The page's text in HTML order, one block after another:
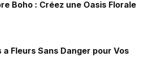
Boho : Créez une Oasis Florale
a Fleurs Sans Danger pour Vos